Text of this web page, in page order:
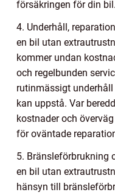
försäkringen för din bil.
4. Underhåll,
en bil utan
kommer undan
och regelbunden
rutinmässigt
kan uppstå. Var
kostnader och
för oväntade
5. Bränsleförbrukning
en bil utan
hänsyn till